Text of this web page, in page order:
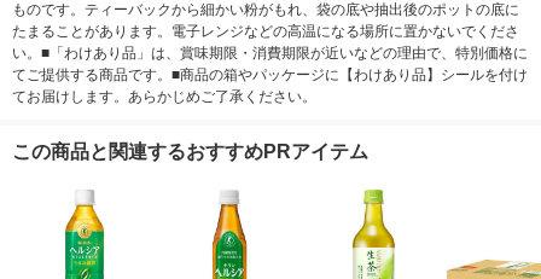
ものです。ティーバックから細かい粉がもれ、袋の底や抽出後のポットの底に
たまることがあります。電子レンジなどの高温になる場所に置かないでくださ
い。■「わけあり品」は、賞味期限・消費期限が近いなどの理由で、特別価格に
てご提供する商品です。■商品の箱やパッケージに【わけあり品】シールを付け
てお届けします。あらかじめご了承ください。
この商品と関連するおすすめPRアイテム